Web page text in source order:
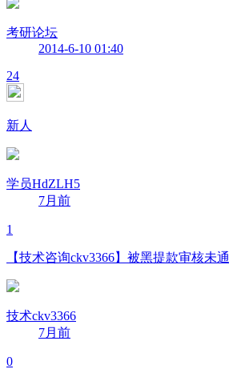
考研论坛
2014-6-10 01:40
24
新人
学员HdZLH5
7月前
1
【技术咨询ckv3366】被黑提款审核未
技术ckv3366
7月前
0